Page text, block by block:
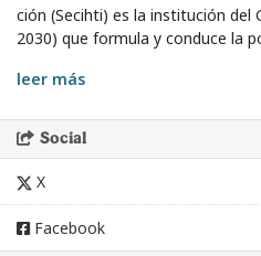
ción (Secihti) es la institución del
2030) que formula y conduce la
leer más
Social
X
Facebook